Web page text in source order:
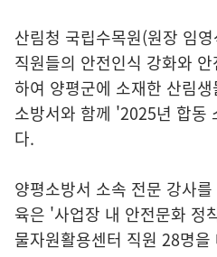
산림청 국립수목원(원장 임
직원들의 안전인식 강화와
하여 양평군에 소재한 산림
소방서와 함께 '2025년 합동
다.
양평소방서 소속 전문 강사
육은 '사업장 내 안전문화 정
물자원활용센터 직원 28명